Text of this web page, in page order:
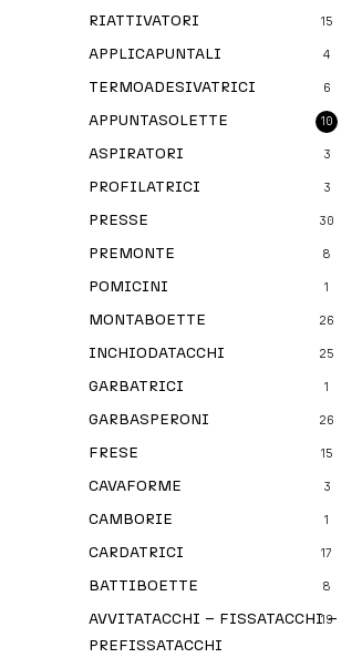
RIATTIVATORI 15
APPLICAPUNTALI 4
TERMOADESIVATRICI 6
APPUNTASOLETTE 10
ASPIRATORI 3
PROFILATRICI 3
PRESSE 30
PREMONTE 8
POMICINI 1
MONTABOETTE 26
INCHIODATACCHI 25
GARBATRICI 1
GARBASPERONI 26
FRESE 15
CAVAFORME 3
CAMBORIE 1
CARDATRICI 17
BATTIBOETTE 8
AVVITATACCHI – FISSATACCHI –
PREFISSATACCHI
19